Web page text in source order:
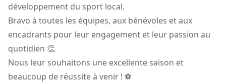
développement du sport local.
Bravo à toutes les équipes, aux bénévoles et aux
encadrants pour leur engagement et leur passion au
quotidien 👏
Nous leur souhaitons une excellente saison et
beaucoup de réussite à venir ! ⚽